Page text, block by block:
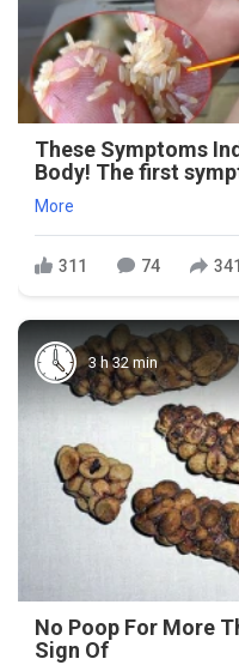
These Symptoms
Body! The first
More
311 74 341
3 h 32 min
No Poop For More
Sign Of